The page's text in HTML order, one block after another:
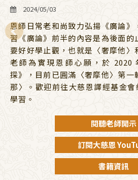
2024/05/03
恩師日常老和尚致力弘揚《廣論
習《廣論》前半的內容是為後面
要好好學止觀，也就是〈奢摩他〉
老師為實現恩師心願，於 2020
探》，目前已圓滿〈奢摩他〉第一
那〉。歡迎前往大慈恩譯經基金
學習。
閱聽老師開示
訂閱大慈恩
書籍資訊